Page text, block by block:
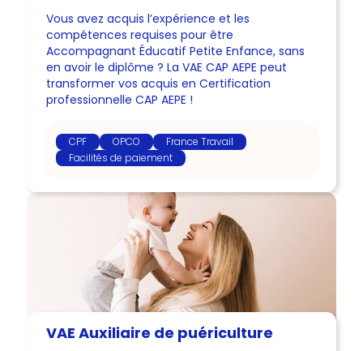
Vous avez acquis l’expérience et les
compétences requises pour être
Accompagnant Éducatif Petite Enfance, sans
en avoir le diplôme ? La VAE CAP AEPE peut
transformer vos acquis en Certification
professionnelle CAP AEPE !
CPF OPCO
France Travail
Facilités de paiement
VAE Auxiliaire de puériculture